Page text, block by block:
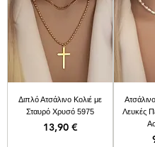
Διπλό Ατσάλινο Κολιέ με
Σταυρό Χρυσό 5975
Τιμή
13,90 €
Λευκές